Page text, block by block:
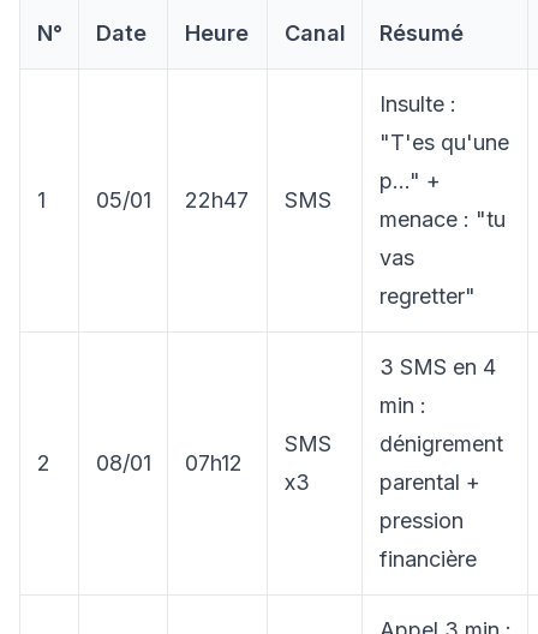
N° Date Heure Canal Résumé
1 05/01 22h47 SMS
Insulte :
"T'es qu'une
p..." +
menace : "tu
vas
regretter"
2 08/01 07h12
SMS
x3
3 SMS en 4
min :
dénigrement
parental +
pression
financière